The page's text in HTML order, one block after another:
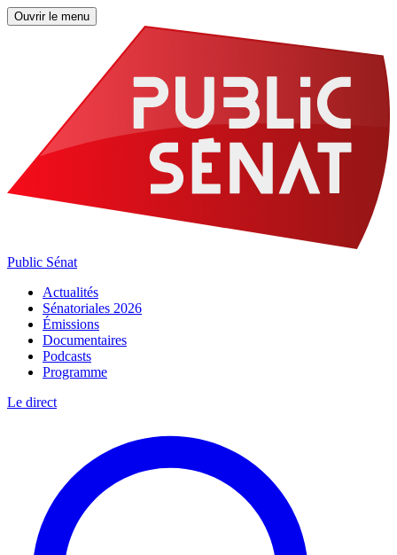
Ouvrir le menu
Public Sénat
Actualités
Sénatoriales 2026
Émissions
Documentaires
Podcasts
Programme
Le direct